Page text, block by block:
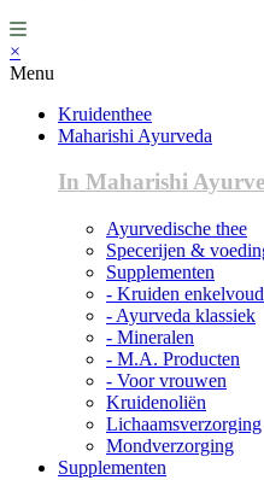
×
Menu
Kruidenthee
Maharishi Ayurveda
In Maharishi
Ayurvedische thee
Specerijen &
Supplementen
- Kruiden
- Ayurveda klassiek
- Mineralen
- M.A. Producten
- Voor vrouwen
Kruidenoliën
Lichaamsverzorging
Mondverzorging
Supplementen